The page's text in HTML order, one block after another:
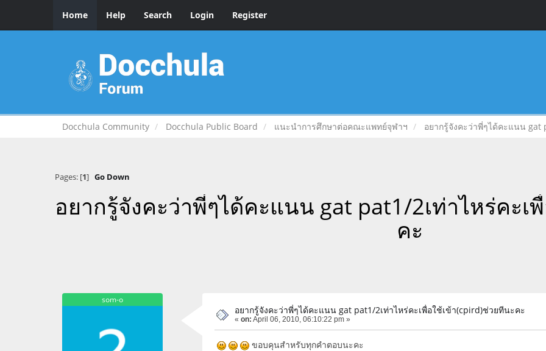
Home Help Search Login Register
Docchula Community Docchula Public Board แนะนำการศึกษาต่อคณะแพทย์จุฬาฯ อยากรู้จังคะว่าพี่ๆได้คะแนน gat
Pages: [1] Go Down
อยากรู้จังคะว่าพี่ๆได้คะแนน gat pat1/2เท่าไหร่คะเ
คะ
som-o
อยากรู้จังคะว่าพี่ๆได้คะแนน gat pat1/2เท่าไหร่คะเพื่อใช้เข้า(cpird)ช่วยทีนะคะ
« on: April 06, 2010, 06:10:22 pm »
ขอบคุนสำหรับทุกคำตอบนะคะ